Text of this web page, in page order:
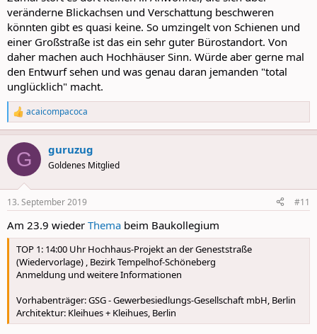
veränderne Blickachsen und Verschattung beschweren
könnten gibt es quasi keine. So umzingelt von Schienen und
einer Großstraße ist das ein sehr guter Bürostandort. Von
daher machen auch Hochhäuser Sinn. Würde aber gerne mal
den Entwurf sehen und was genau daran jemanden "total
unglücklich" macht.
R
e
a
c
i
s
acaicompacoca
G guruzug
Goldenes Mitglied
13. September 2019 #11
Am 23.9 wieder Thema beim Baukollegium
TOP 1: 14:00 Uhr Hochhaus-Projekt an der Geneststraße
(Wiedervorlage) , Bezirk Tempelhof-Schöneberg
Anmeldung und weitere Informationen
Vorhabenträger: GSG - Gewerbesiedlungs-Gesellschaft mbH, Berlin
Architektur: Kleihues + Kleihues, Berlin